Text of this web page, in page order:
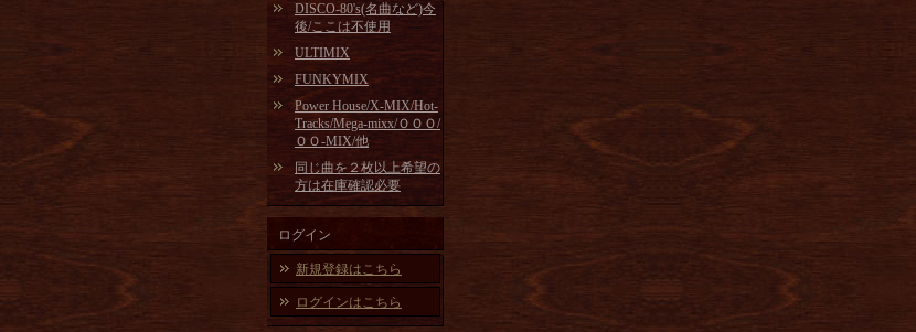
DISCO-80's(名曲など)今
後/ここは不使用
ULTIMIX
FUNKYMIX
Power House/X-MIX/Hot-
Tracks/Mega-mixx/ＯＯＯ/
ＯＯ-MIX/他
同じ曲を２枚以上希望の
方は在庫確認必要
ログイン
新規登録はこちら
ログインはこちら